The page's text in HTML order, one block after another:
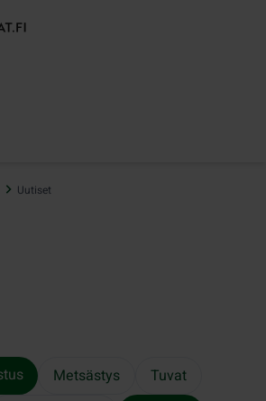
Uutiset
Metsästys
Tuvat